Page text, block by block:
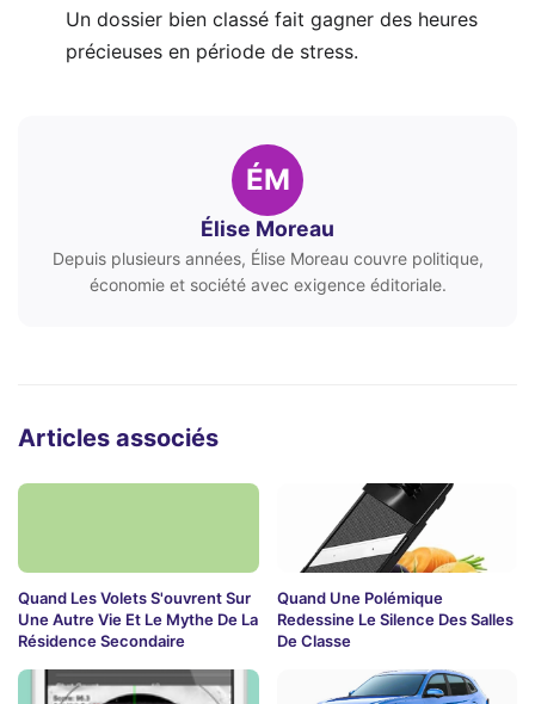
Un dossier bien classé fait gagner des heures
précieuses en période de stress.
ÉM
Élise Moreau
Depuis plusieurs années, Élise Moreau couvre politique,
économie et société avec exigence éditoriale.
Articles associés
Quand Les Volets S'ouvrent Sur
Une Autre Vie Et Le Mythe De La
Résidence Secondaire
Quand Une Polémique
Redessine Le Silence Des Salles
De Classe